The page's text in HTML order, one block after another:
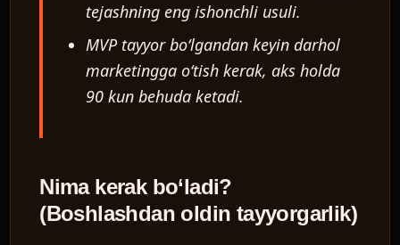
tejashning eng ishonchli usuli.
MVP tayyor bo‘lgandan keyin darhol
marketingga o‘tish kerak, aks holda
90 kun behuda ketadi.
Nima kerak bo‘ladi?
(Boshlashdan oldin tayyorgarlik)